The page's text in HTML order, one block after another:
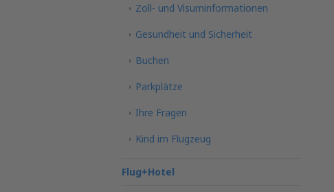
Zoll- und Visuminformationen
Gesundheit und Sicherheit
Buchen
Parkplätze
Ihre Fragen
Kind im Flugzeug
Flug+Hotel